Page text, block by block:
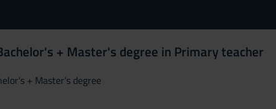
+ Master's degree in Primary teacher
+ Master's degree